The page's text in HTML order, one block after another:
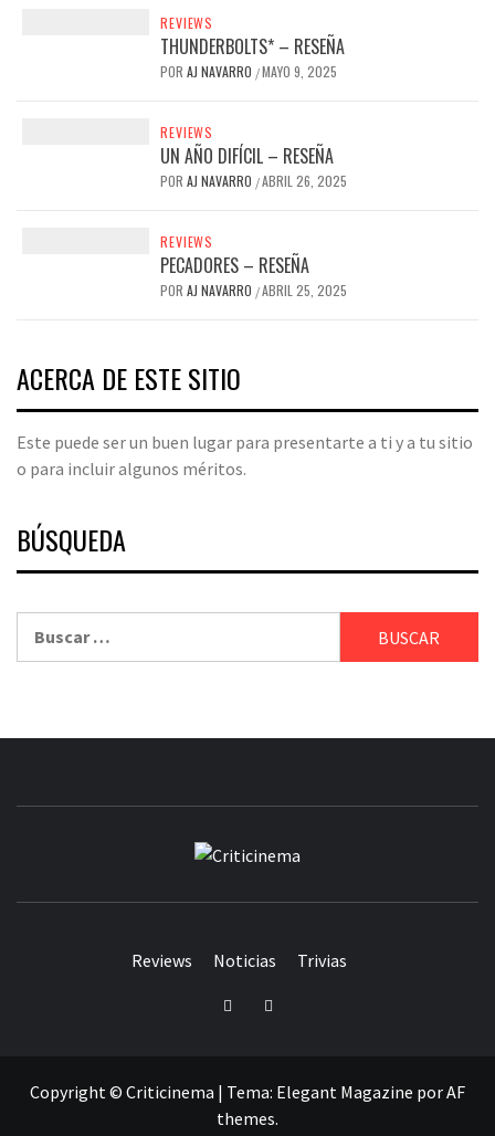
REVIEWS
THUNDERBOLTS* – RESEÑA
POR AJ NAVARRO /MAYO 9, 2025
REVIEWS
UN AÑO DIFÍCIL – RESEÑA
POR AJ NAVARRO /ABRIL 26, 2025
REVIEWS
PECADORES – RESEÑA
POR AJ NAVARRO /ABRIL 25, 2025
ACERCA DE ESTE SITIO
Este puede ser un buen lugar para presentarte a ti y a tu sitio
o para incluir algunos méritos.
BÚSQUEDA
Reviews Noticias Trivias
TwitterFacebook
Copyright © Criticinema | Tema: Elegant Magazine porAF
themes.